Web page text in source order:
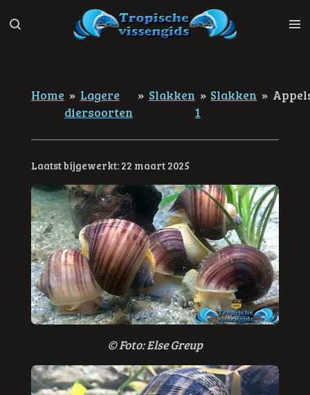
direct
Home » Lagere
diersoorten
» Slakken » Slakken
1
»
Laatst bijgewerkt: 22 maart 2025
© Foto: Else Greup